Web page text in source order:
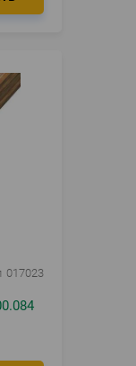
017023